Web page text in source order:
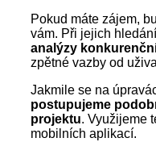
Pokud máte zájem,
vám. Při jejich
analýzy
zpětné vazby od
Jakmile se na
postupujeme
projektu. Využijeme
mobilních aplikací.